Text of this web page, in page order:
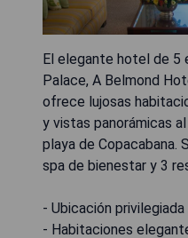
El elegante hotel de 5
Palace, A Belmond
ofrece lujosas
y vistas panorámicas
playa de Copacabana.
spa de bienestar y 3
- Ubicación
- Habitaciones